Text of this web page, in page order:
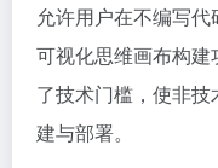
允许用户在不编写
可视化思维画布构
了技术门槛，使非
建与部署。